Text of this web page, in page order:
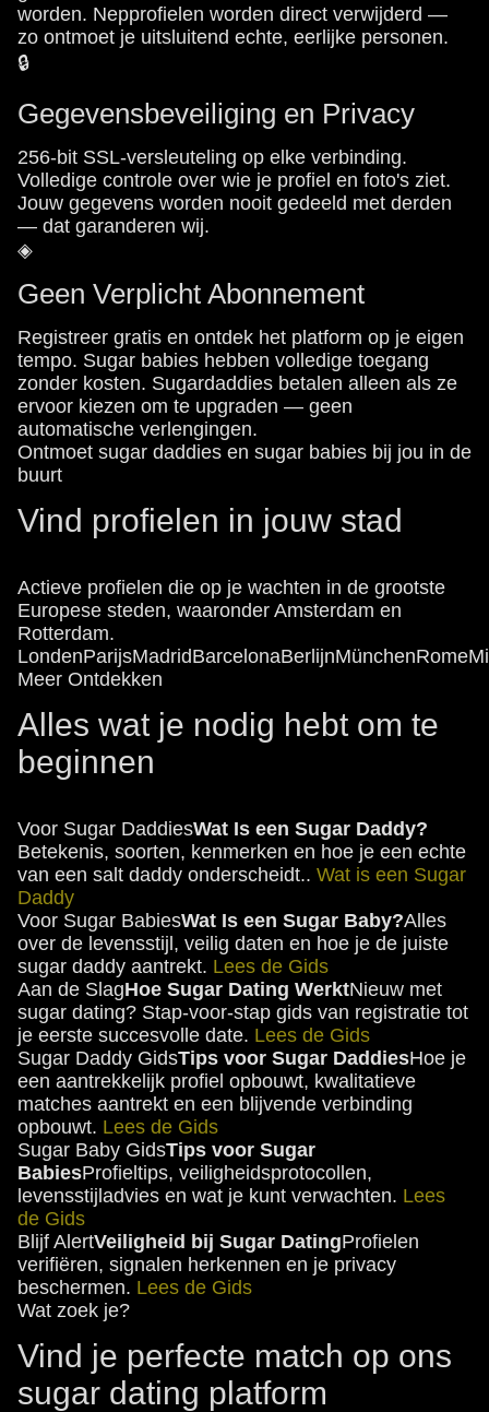
worden. Nepprofielen worden direct verwijderd —
zo ontmoet je uitsluitend echte, eerlijke personen.
🔒
Gegevensbeveiliging en Privacy
256-bit SSL-versleuteling op elke verbinding.
Volledige controle over wie je profiel en foto's ziet.
Jouw gegevens worden nooit gedeeld met derden
— dat garanderen wij.
◈
Geen Verplicht Abonnement
Registreer gratis en ontdek het platform op je eigen
tempo. Sugar babies hebben volledige toegang
zonder kosten. Sugardaddies betalen alleen als ze
ervoor kiezen om te upgraden — geen
automatische verlengingen.
Ontmoet sugar daddies en sugar babies bij jou in de
buurt
Vind profielen in jouw stad
Actieve profielen die op je wachten in de grootste
Europese steden, waaronder Amsterdam en
Rotterdam.
LondenParijsMadridBarcelonaBerlijnMünchenRome
Meer Ontdekken
Alles wat je nodig hebt om te
beginnen
Voor Sugar DaddiesWat Is een Sugar Daddy?
Betekenis, soorten, kenmerken en hoe je een echte
van een salt daddy onderscheidt.. Wat is een Sugar
Daddy
Voor Sugar BabiesWat Is een Sugar Baby?Alles
over de levensstijl, veilig daten en hoe je de juiste
sugar daddy aantrekt. Lees de Gids
Aan de SlagHoe Sugar Dating WerktNieuw met
sugar dating? Stap-voor-stap gids van registratie tot
je eerste succesvolle date. Lees de Gids
Sugar Daddy GidsTips voor Sugar DaddiesHoe je
een aantrekkelijk profiel opbouwt, kwalitatieve
matches aantrekt en een blijvende verbinding
opbouwt. Lees de Gids
Sugar Baby GidsTips voor Sugar
BabiesProfieltips, veiligheidsprotocollen,
levensstijladvies en wat je kunt verwachten. Lees
de Gids
Blijf AlertVeiligheid bij Sugar DatingProfielen
verifiëren, signalen herkennen en je privacy
beschermen. Lees de Gids
Wat zoek je?
Vind je perfecte match op ons
sugar dating platform